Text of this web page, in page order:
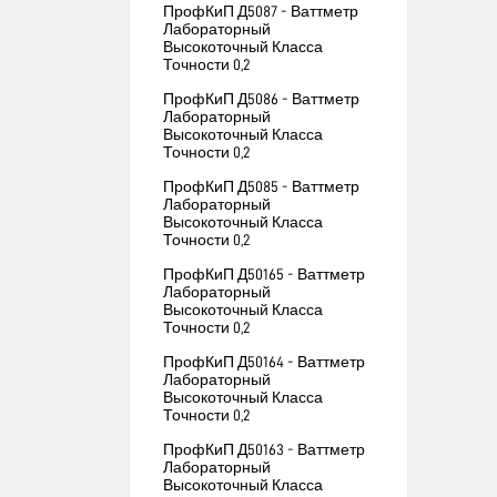
ПрофКиП Д5087 - Ваттметр
Лабораторный
Высокоточный Класса
Точности 0,2
ПрофКиП Д5086 - Ваттметр
Лабораторный
Высокоточный Класса
Точности 0,2
ПрофКиП Д5085 - Ваттметр
Лабораторный
Высокоточный Класса
Точности 0,2
ПрофКиП Д50165 - Ваттметр
Лабораторный
Высокоточный Класса
Точности 0,2
ПрофКиП Д50164 - Ваттметр
Лабораторный
Высокоточный Класса
Точности 0,2
ПрофКиП Д50163 - Ваттметр
Лабораторный
Высокоточный Класса